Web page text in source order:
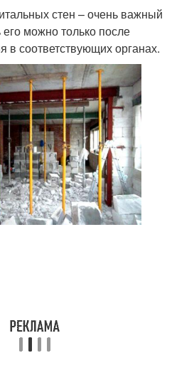
стен – очень важный
можно только после
в соответствующих органах.